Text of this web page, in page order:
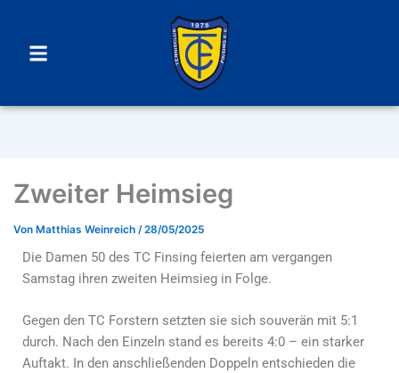
Zweiter Heimsieg
Von Matthias Weinreich /28/05/2025
Die Damen 50 des TC Finsing feierten am vergangen
Samstag ihren zweiten Heimsieg in Folge.
Gegen den TC Forstern setzten sie sich souverän mit 5:1
durch. Nach den Einzeln stand es bereits 4:0 – ein starker
Auftakt. In den anschließenden Doppeln entschieden die